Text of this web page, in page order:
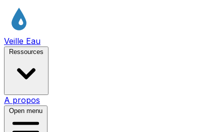
Veille Eau
Ressources
A propos
Open menu